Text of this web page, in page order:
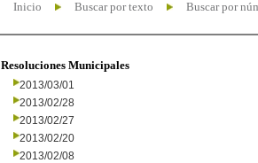
Inicio Buscar por texto Buscar por
Resoluciones Municipales
2013/03/01
2013/02/28
2013/02/27
2013/02/20
2013/02/08